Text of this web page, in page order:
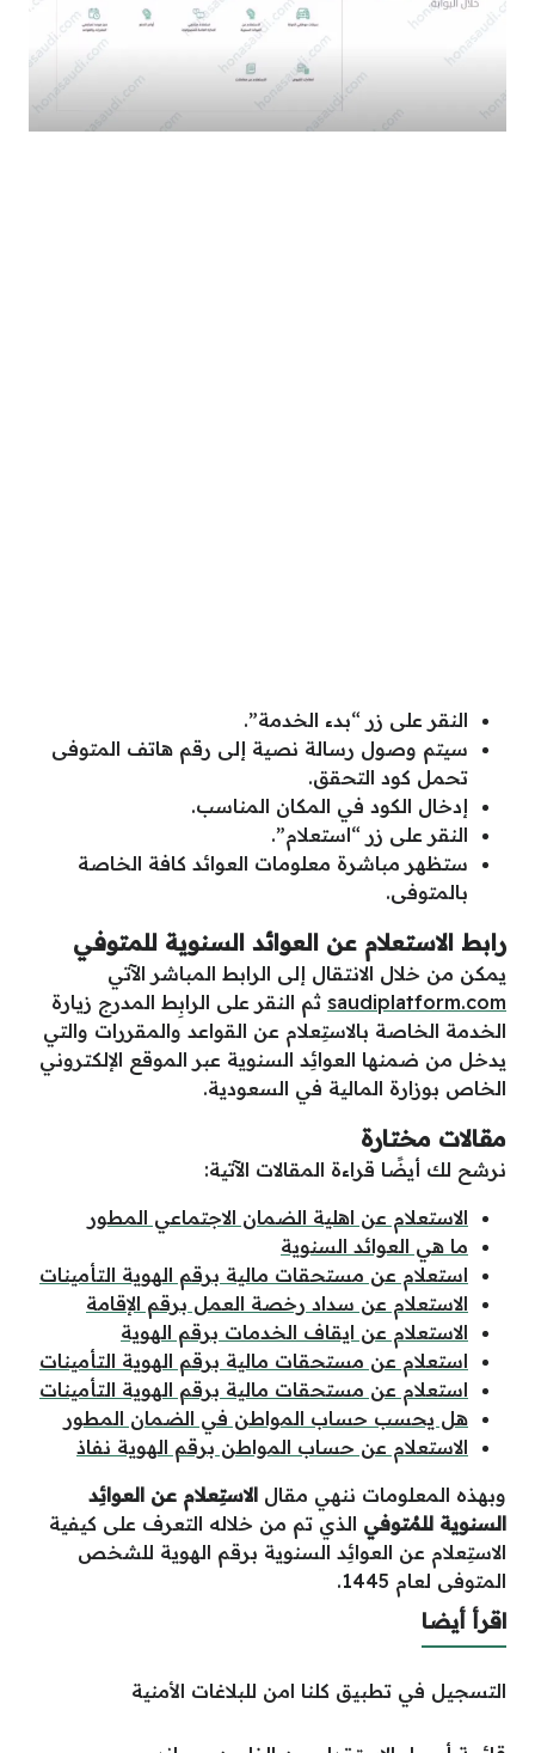
النقر على زر “بدء الخدمة”.
سيتم وصول رسالة نصية إلى رقم هاتف المتوفى
تحمل كود التحقق.
إدخال الكود في المكان المناسب.
النقر على زر “استعلام”.
ستظهر مباشرة معلومات العوائد كافة الخاصة
بالمتوفى.
رابط الاستعلام عن العوائد السنوية للمتوفي
يمكن من خلال الانتقال إلى الرابط المباشر الآتي
saudiplatform.com ثم النقر على الرابِط المدرج زيارة
الخدمة الخاصة بالاستِعلام عن القواعد والمقررات والتي
يدخل من ضمنها العوائِد السنوية عبر الموقع الإلكتروني
الخاص بوزارة المالية في السعودية.
مقالات مختارة
نرشح لك أيضًا قراءة المقالات الآتية:
الاستعلام عن اهلية الضمان الاجتماعي المطور
ما هي العوائد السنوية
استعلام عن مستحقات مالية برقم الهوية التأمينات
الاستعلام عن سداد رخصة العمل برقم الإقامة
الاستعلام عن ايقاف الخدمات برقم الهوية
استعلام عن مستحقات مالية برقم الهوية التأمينات
استعلام عن مستحقات مالية برقم الهوية التأمينات
هل يحسب حساب المواطن في الضمان المطور
الاستعلام عن حساب المواطن برقم الهوية نفاذ
وبهذه المعلومات ننهي مقال الاستِعلام عن العوائِد
السنوية للمُتوفي الذي تم من خلاله التعرف على كيفية
الاستِعلام عن العوائِد السنوية برقم الهوية للشخص
المتوفى لعام 1445.
اقرأ أيضا
التسجيل في تطبيق كلنا امن للبلاغات الأمنية